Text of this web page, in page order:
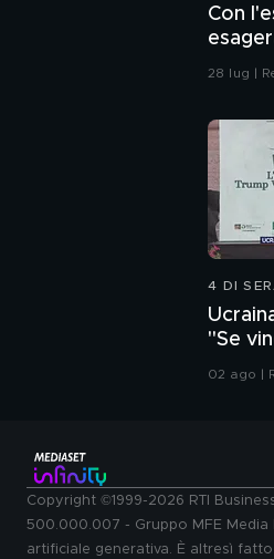
Con
28 lug |
4 DI
"Se
alle
02 ago |
Copyright ©1999-2026 RTI
500.000.007 - Gruppo MFE
artificiale generativa. È altresì